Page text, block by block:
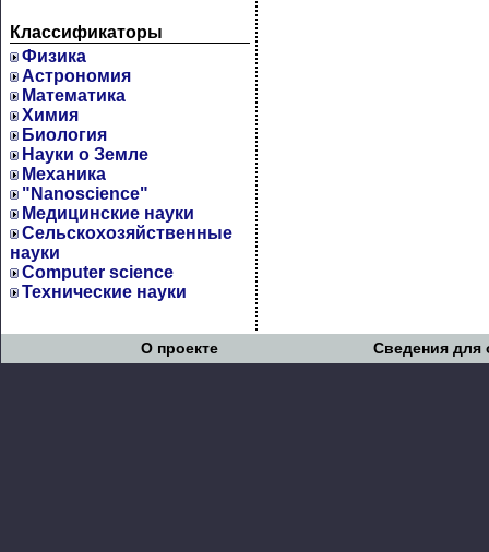
Классификаторы
Физика
Астрономия
Математика
Химия
Биология
Науки о Земле
Механика
"Nanoscience"
Медицинские науки
Сельскохозяйственные
науки
Computer science
Технические науки
О проекте Сведения для